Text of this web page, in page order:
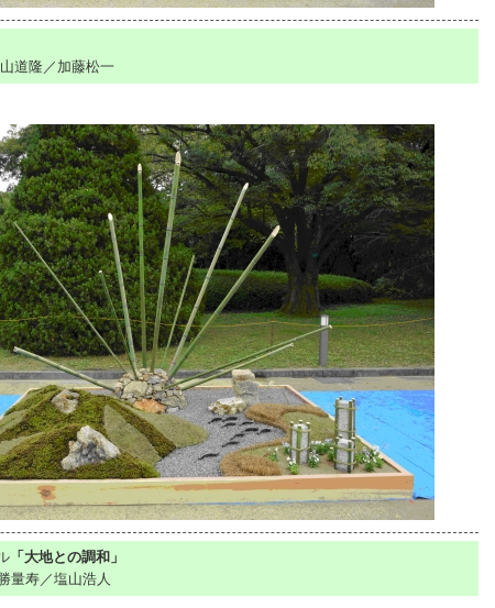
隆／加藤松一
「大地との調和」
寿／塩山浩人